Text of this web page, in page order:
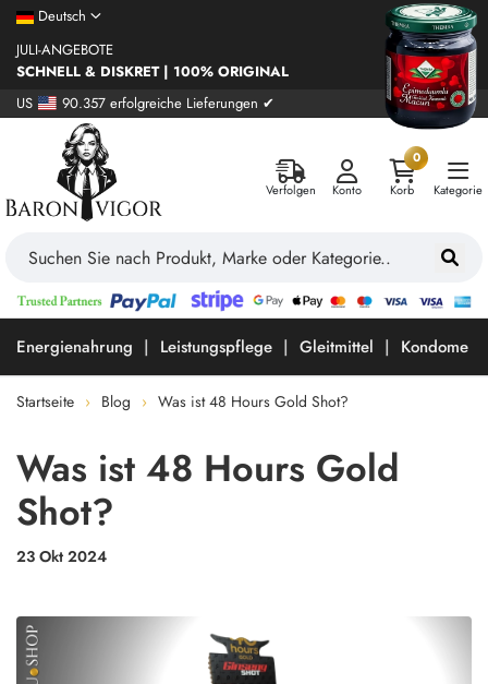
Deutsch
JULI-ANGEBOTE
SCHNELL & DISKRET | 100% ORIGINAL
US
90.357 erfolgreiche Lieferungen ✔
Verfolgen Konto
0
Korb
Kategorie
Energienahrung Leistungspflege Gleitmittel Kondome
Startseite Blog Was ist 48 Hours Gold Shot?
Was ist 48 Hours Gold
Shot?
23 Okt 2024